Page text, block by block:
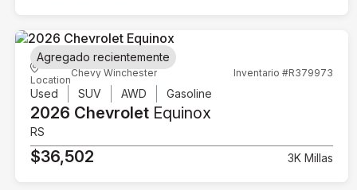
Location
Chevy Winchester Inventario #R379973
Used SUV AWD Gasoline
2026 Chevrolet Equinox
RS
$36,502 3K Millas
Agregado recientemente